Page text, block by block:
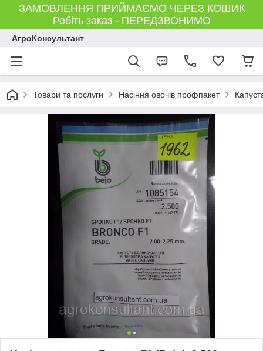
ЗАМОВЛЕННЯ ПРИЙМАЄМО ЧЕРЕЗ КОШИК
Робіть заказ - ПЕРЕДЗВОНИМО
АгроКонсультант
Товари та послуги Насіння овочів профпакет